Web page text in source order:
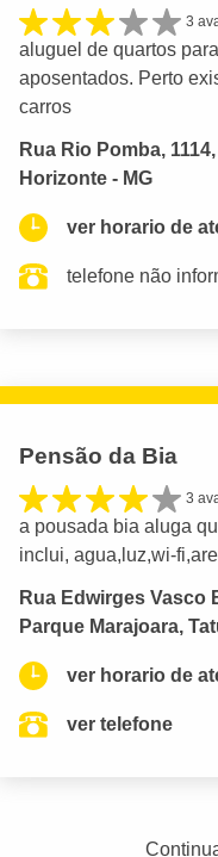
3
aluguel de quartos
aposentados. Perto
carros
Rua Rio Pomba,
Horizonte - MG
ver horario de
telefone não
Pensão da Bia
3
a pousada bia aluga
inclui, agua,luz,wi-
Rua Edwirges Vasco
Parque Marajoara,
ver horario de
ver telefone